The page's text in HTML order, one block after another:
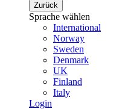
Zurück
Sprache wählen
International
Norway
Sweden
Denmark
UK
Finland
Italy
Login